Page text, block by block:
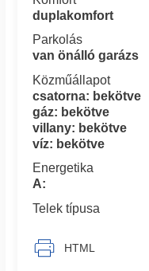
duplakomfort
Parkolás
van önálló garázs
Közműállapot
csatorna: bekötve
gáz: bekötve
villany: bekötve
víz: bekötve
Energetika
A:
Telek típusa
HTML